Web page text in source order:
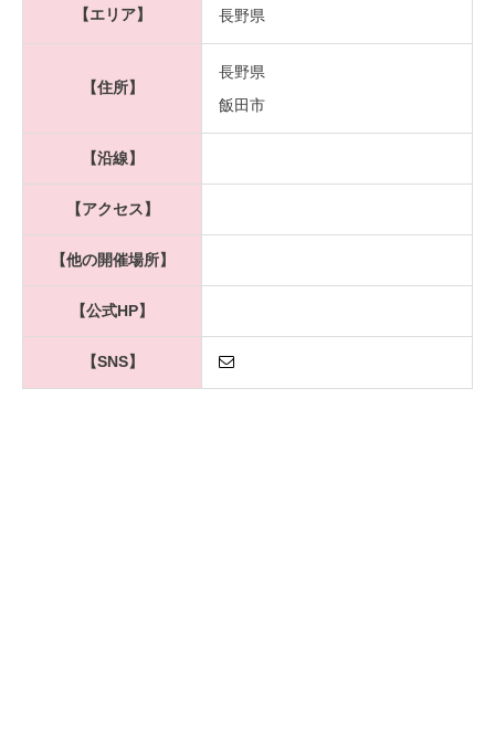
【エリア】 長野県
【住所】
長野県
飯田市
【沿線】
【アクセス】
【他の開催場所】
【公式HP】
【SNS】